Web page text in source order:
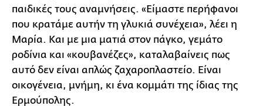
παιδικές τους αναμνήσεις. «Είμαστε περήφανοι
που κρατάμε αυτήν τη γλυκιά συνέχεια», λέει η
Μαρία. Και με μια ματιά στον πάγκο, γεμάτο
ροδίνια και «κουβανέζες», καταλαβαίνεις πως
αυτό δεν είναι απλώς ζαχαροπλαστείο. Είναι
οικογένεια, μνήμη, κι ένα κομμάτι της ίδιας της
Ερμούπολης.